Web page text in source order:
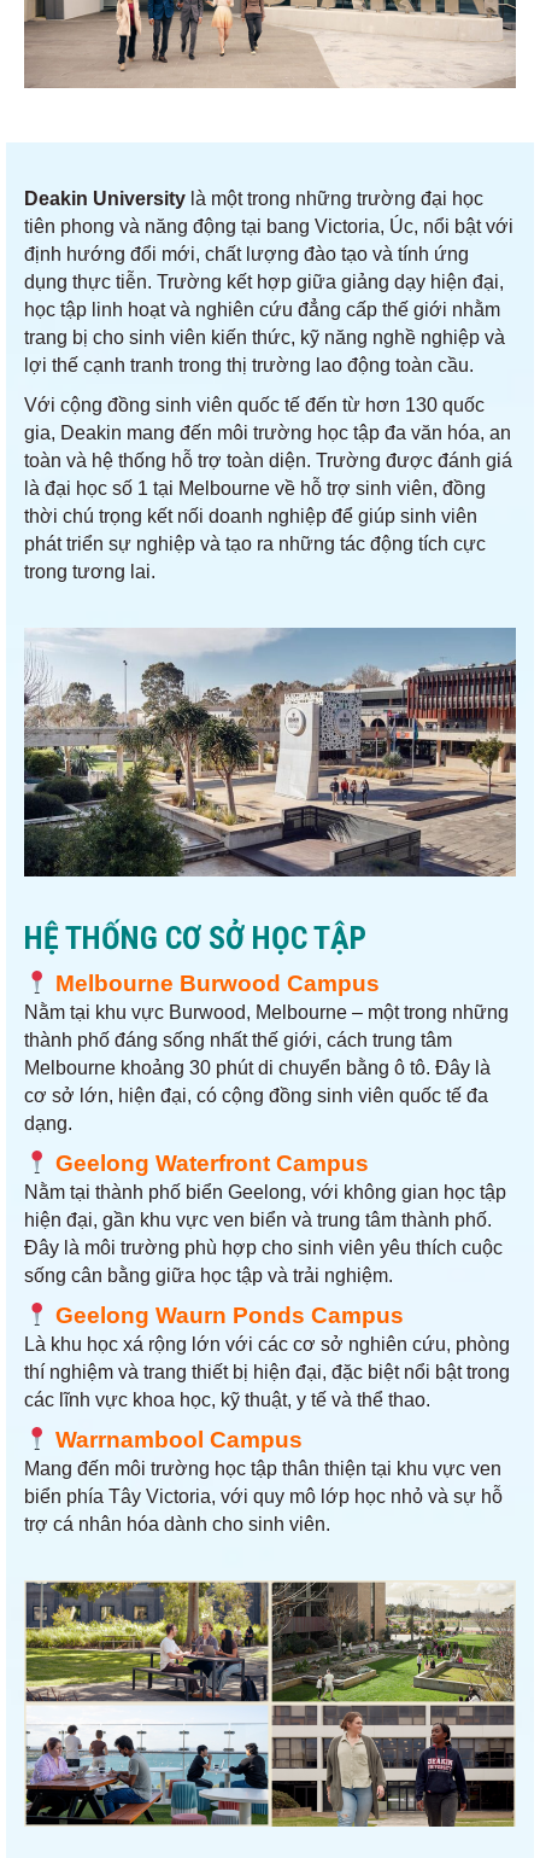
Deakin University là một trong những trường đại học
tiên phong và năng động tại bang Victoria, Úc, nổi bật với
định hướng đổi mới, chất lượng đào tạo và tính ứng
dụng thực tiễn. Trường kết hợp giữa giảng dạy hiện đại,
học tập linh hoạt và nghiên cứu đẳng cấp thế giới nhằm
trang bị cho sinh viên kiến thức, kỹ năng nghề nghiệp và
lợi thế cạnh tranh trong thị trường lao động toàn cầu.
Với cộng đồng sinh viên quốc tế đến từ hơn 130 quốc
gia, Deakin mang đến môi trường học tập đa văn hóa, an
toàn và hệ thống hỗ trợ toàn diện. Trường được đánh giá
là đại học số 1 tại Melbourne về hỗ trợ sinh viên, đồng
thời chú trọng kết nối doanh nghiệp để giúp sinh viên
phát triển sự nghiệp và tạo ra những tác động tích cực
trong tương lai.
HỆ THỐNG CƠ SỞ HỌC TẬP
Melbourne Burwood Campus
Nằm tại khu vực Burwood, Melbourne – một trong những
thành phố đáng sống nhất thế giới, cách trung tâm
Melbourne khoảng 30 phút di chuyển bằng ô tô. Đây là
cơ sở lớn, hiện đại, có cộng đồng sinh viên quốc tế đa
dạng.
Geelong Waterfront Campus
Nằm tại thành phố biển Geelong, với không gian học tập
hiện đại, gần khu vực ven biển và trung tâm thành phố.
Đây là môi trường phù hợp cho sinh viên yêu thích cuộc
sống cân bằng giữa học tập và trải nghiệm.
Geelong Waurn Ponds Campus
Là khu học xá rộng lớn với các cơ sở nghiên cứu, phòng
thí nghiệm và trang thiết bị hiện đại, đặc biệt nổi bật trong
các lĩnh vực khoa học, kỹ thuật, y tế và thể thao.
Warrnambool Campus
Mang đến môi trường học tập thân thiện tại khu vực ven
biển phía Tây Victoria, với quy mô lớp học nhỏ và sự hỗ
trợ cá nhân hóa dành cho sinh viên.